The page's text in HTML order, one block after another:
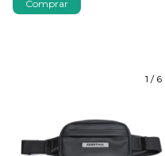
Comprar
1 / 6